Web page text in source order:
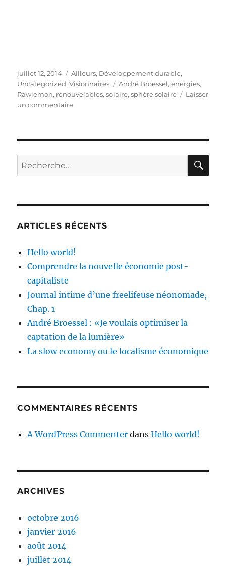
Publié
le
juillet 12, 2014 Catégories
Ailleurs, Développement durable,
Uncategorized,Visionnaires Étiquettes
André Broessel,énergies,
Rawlemon, renouvelables,solaire,sphère solaire
Laisser
un commentairesur
voulais
la
lumière»
Recherche
pour :
ARTICLES RÉCENTS
Hello world!
Comprendre la nouvelle économie post-
capitaliste
Journal intime d’une freelifeuse néonomade,
Chap. 1
André Broessel : «Je voulais optimiser la
captation de la lumière»
La slow economy ou le localisme économique
COMMENTAIRES RÉCENTS
A WordPress Commenter dansHello world!
ARCHIVES
octobre 2016
janvier 2016
août 2014
juillet 2014